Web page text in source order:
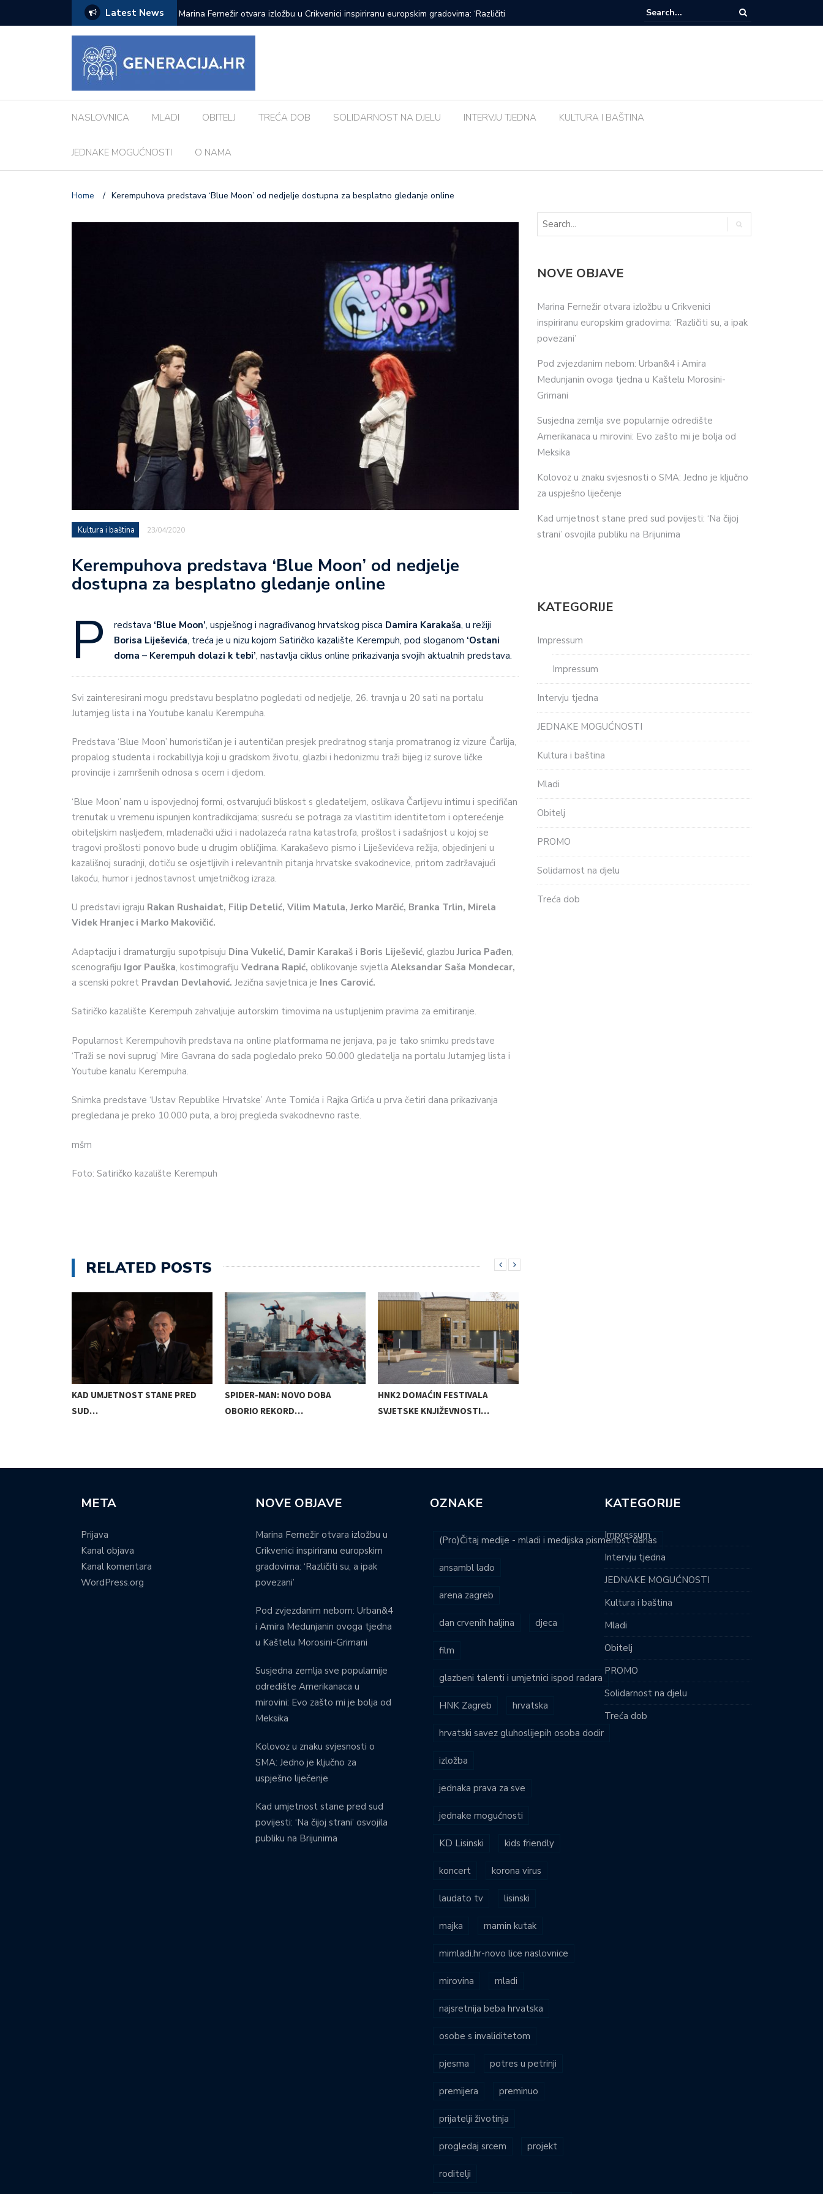
Latest News
inspiriranu europskim gradovima: ‘Različiti
Pod zvjezdanim nebom: Urban&4 i Amira Medunjanin ovoga tjedna u Kaštelu
Morosini-Grimani
Susjedna zemlja sve popularnije odredište Amerikanaca u mirovini: Evo zašto
bolja od Meksika
NASLOVNICA MLADI OBITELJ TREĆA DOB SOLIDARNOST NA DJELU INTERVJU TJEDNA KULTURA I BAŠTINA
JEDNAKE MOGUĆNOSTI O NAMA
Home / Kerempuhova predstava ‘Blue Moon’ od nedjelje dostupna za besplatno gledanje online
Kultura i baština 23/04/2020
Kerempuhova predstava ‘Blue Moon’ od nedjelje
dostupna za besplatno gledanje online
P redstava ‘Blue Moon’, uspješnog i nagrađivanog hrvatskog pisca Damira Karakaša, u režiji
Borisa Liješevića, treća je u nizu kojom Satiričko kazalište Kerempuh, pod sloganom ‘Ostani
doma – Kerempuh dolazi k tebi’, nastavlja ciklus online prikazivanja svojih aktualnih predstava.
Svi zainteresirani mogu predstavu besplatno pogledati od nedjelje, 26. travnja u 20 sati na portalu
Jutarnjeg lista i na Youtube kanalu Kerempuha.
Predstava ‘Blue Moon’ humorističan je i autentičan presjek predratnog stanja promatranog iz vizure Čarlija,
propalog studenta i rockabillyja koji u gradskom životu, glazbi i hedonizmu traži bijeg iz surove ličke
provincije i zamršenih odnosa s ocem i djedom.
‘Blue Moon’ nam u ispovjednoj formi, ostvarujući bliskost s gledateljem, oslikava Čarlijevu intimu i specifičan
trenutak u vremenu ispunjen kontradikcijama; susreću se potraga za vlastitim identitetom i opterećenje
obiteljskim nasljeđem, mladenački užici i nadolazeća ratna katastrofa, prošlost i sadašnjost u kojoj se
tragovi prošlosti ponovo bude u drugim obličjima. Karakaševo pismo i Liješevićeva režija, objedinjeni u
kazališnoj suradnji, dotiču se osjetljivih i relevantnih pitanja hrvatske svakodnevice, pritom zadržavajući
lakoću, humor i jednostavnost umjetničkog izraza.
U predstavi igraju Rakan Rushaidat, Filip Detelić, Vilim Matula, Jerko Marčić, Branka Trlin, Mirela
Videk Hranjec i Marko Makovičić.
Adaptaciju i dramaturgiju supotpisuju Dina Vukelić, Damir Karakaš i Boris Liješević, glazbuJurica Pađen,
scenografiju Igor Pauška, kostimografiju Vedrana Rapić, oblikovanje svjetla Aleksandar Saša Mondecar,
a scenski pokret Pravdan Devlahović. Jezična savjetnica je Ines Carović.
Satiričko kazalište Kerempuh zahvaljuje autorskim timovima na ustupljenim pravima za emitiranje.
Popularnost Kerempuhovih predstava na online platformama ne jenjava, pa je tako snimku predstave
‘Traži se novi suprug’ Mire Gavrana do sada pogledalo preko 50.000 gledatelja na portalu Jutarnjeg lista i
Youtube kanalu Kerempuha.
Snimka predstave ‘Ustav Republike Hrvatske’ Ante Tomića i Rajka Grlića u prva četiri dana prikazivanja
pregledana je preko 10.000 puta, a broj pregleda svakodnevno raste.
mšm
Foto: Satiričko kazalište Kerempuh
RELATED POSTS
KAD UMJETNOST STANE PRED
SUD…
SPIDER-MAN: NOVO DOBA
OBORIO REKORD…
HNK2 DOMAĆIN FESTIVALA
SVJETSKE KNJIŽEVNOSTI…
NOVE OBJAVE
Marina Fernežir otvara izložbu u Crikvenici
inspiriranu europskim gradovima: ‘Različiti su, a ipak
povezani’
Pod zvjezdanim nebom: Urban&4 i Amira
Medunjanin ovoga tjedna u Kaštelu Morosini-
Grimani
Susjedna zemlja sve popularnije odredište
Amerikanaca u mirovini: Evo zašto mi je bolja od
Meksika
Kolovoz u znaku svjesnosti o SMA: Jedno je ključno
za uspješno liječenje
Kad umjetnost stane pred sud povijesti: ‘Na čijoj
strani’ osvojila publiku na Brijunima
KATEGORIJE
Impressum
Impressum
Intervju tjedna
JEDNAKE MOGUĆNOSTI
Kultura i baština
Mladi
Obitelj
PROMO
Solidarnost na djelu
Treća dob
META
Prijava
Kanal objava
Kanal komentara
WordPress.org
NOVE OBJAVE
Marina Fernežir otvara izložbu u
Crikvenici inspiriranu europskim
gradovima: ‘Različiti su, a ipak
povezani’
Pod zvjezdanim nebom: Urban&4
i Amira Medunjanin ovoga tjedna
u Kaštelu Morosini-Grimani
Susjedna zemlja sve popularnije
odredište Amerikanaca u
mirovini: Evo zašto mi je bolja od
Meksika
Kolovoz u znaku svjesnosti o
SMA: Jedno je ključno za
uspješno liječenje
Kad umjetnost stane pred sud
povijesti: ‘Na čijoj strani’ osvojila
publiku na Brijunima
OZNAKE
(Pro)Čitaj medije - mladi i medijska pismenost danas
ansambl lado
arena zagreb
dan crvenih haljina djeca
film
glazbeni talenti i umjetnici ispod radara
HNK Zagreb hrvatska
hrvatski savez gluhoslijepih osoba dodir
izložba
jednaka prava za sve
jednake mogućnosti
KD Lisinski kids friendly
koncert korona virus
laudato tv lisinski
majka mamin kutak
mimladi.hr-novo lice naslovnice
mirovina mladi
najsretnija beba hrvatska
osobe s invaliditetom
pjesma potres u petrinji
premijera preminuo
prijatelji životinja
progledaj srcem projekt
roditelji
KATEGORIJE
Impressum
Intervju tjedna
JEDNAKE MOGUĆNOSTI
Kultura i baština
Mladi
Obitelj
PROMO
Solidarnost na djelu
Treća dob